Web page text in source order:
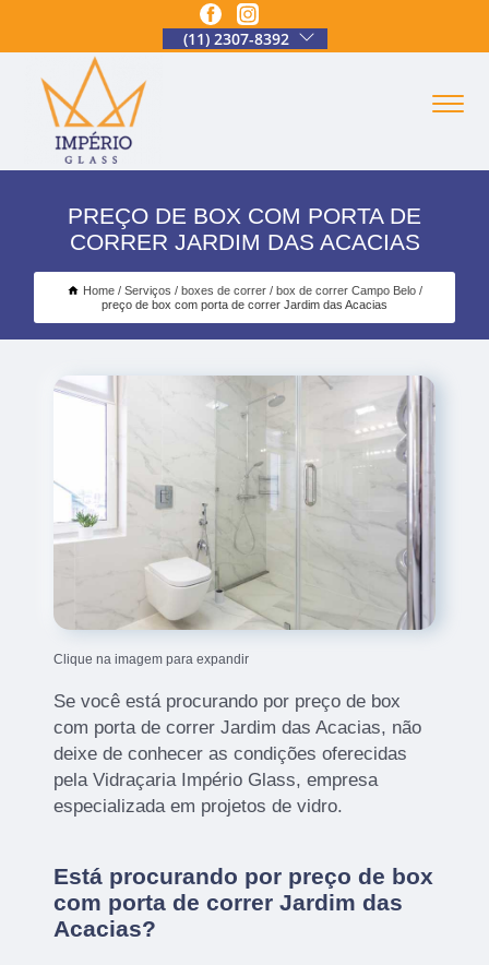
(11) 2307-8392
PREÇO DE BOX COM PORTA DE
CORRER JARDIM DAS ACACIAS
Home Serviços boxes de correr
box de correr Campo Belo
preço de box com porta de correr Jardim das Acacias
Clique na imagem para expandir
Se você está procurando por preço de box
com porta de correr Jardim das Acacias, não
deixe de conhecer as condições oferecidas
pela Vidraçaria Império Glass, empresa
especializada em projetos de vidro.
Está procurando por preço de box
com porta de correr Jardim das
Acacias?